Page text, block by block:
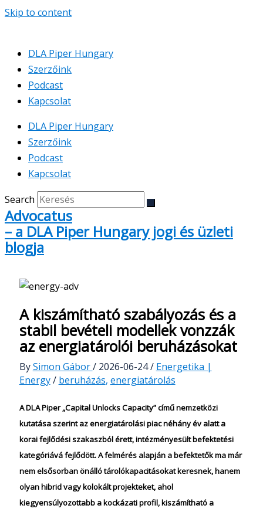
Skip to content
DLA Piper Hungary
Szerzőink
Podcast
Kapcsolat
DLA Piper Hungary
Szerzőink
Podcast
Kapcsolat
Search
Advocatus
– a DLA Piper Hungary jogi és üzleti
blogja
A kiszámítható szabályozás és a
stabil bevételi modellek vonzzák
az energiatárolói beruházásokat
BySimon Gábor/ 2026-06-24/ Energetika |
Energy/ beruházás, energiatárolás
A DLA Piper „Capital Unlocks Capacity” című nemzetközi
kutatása szerint az energiatárolási piac néhány év alatt a
korai fejlődési szakaszból érett, intézményesült befektetési
kategóriává fejlődött. A felmérés alapján a befektetők ma már
nem elsősorban önálló tárolókapacitásokat keresnek, hanem
olyan hibrid vagy kolokált projekteket, ahol
kiegyensúlyozottabb a kockázati profil, kiszámítható a